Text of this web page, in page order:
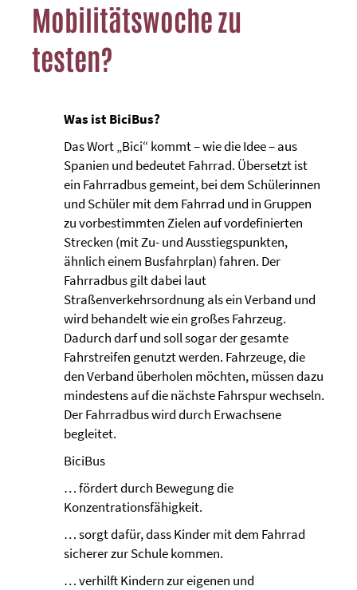
Mobilitätswoche zu
testen?
Was ist BiciBus?
Das Wort „Bici“ kommt – wie die Idee – aus
Spanien und bedeutet Fahrrad. Übersetzt ist
ein Fahrradbus gemeint, bei dem Schülerinnen
und Schüler mit dem Fahrrad und in Gruppen
zu vorbestimmten Zielen auf vordefinierten
Strecken (mit Zu- und Ausstiegspunkten,
ähnlich einem Busfahrplan) fahren. Der
Fahrradbus gilt dabei laut
Straßenverkehrsordnung als ein Verband und
wird behandelt wie ein großes Fahrzeug.
Dadurch darf und soll sogar der gesamte
Fahrstreifen genutzt werden. Fahrzeuge, die
den Verband überholen möchten, müssen dazu
mindestens auf die nächste Fahrspur wechseln.
Der Fahrradbus wird durch Erwachsene
begleitet.
BiciBus
… fördert durch Bewegung die
Konzentrationsfähigkeit.
… sorgt dafür, dass Kinder mit dem Fahrrad
sicherer zur Schule kommen.
… verhilft Kindern zur eigenen und